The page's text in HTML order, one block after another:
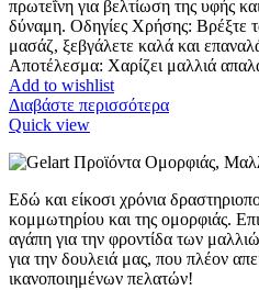
πρωτεΐνη για βελτίωση της υφής
δύναμη. Οδηγίες Χρήσης: Βρέξτε
μασάζ, ξεβγάλετε καλά και
Αποτέλεσμα: Χαρίζει μαλλιά
Add to wishlist
Διαβάστε περισσότερα
Quick view
Εδώ και είκοσι χρόνια
κομμωτηρίου και της ομορφιάς.
αγάπη για την φροντίδα των
για την δουλειά μας, που πλέον
ικανοποιημένων πελατών!